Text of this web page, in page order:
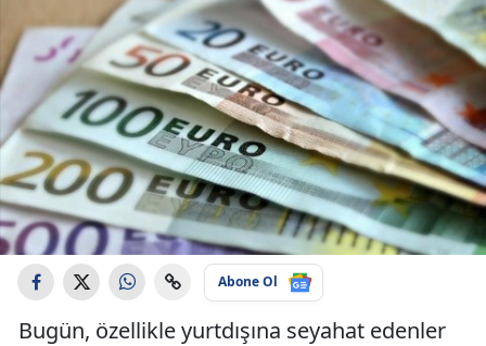
Abone Ol
Bugün, özellikle yurtdışına seyahat edenler